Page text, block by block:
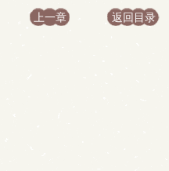
上一章 返回目录